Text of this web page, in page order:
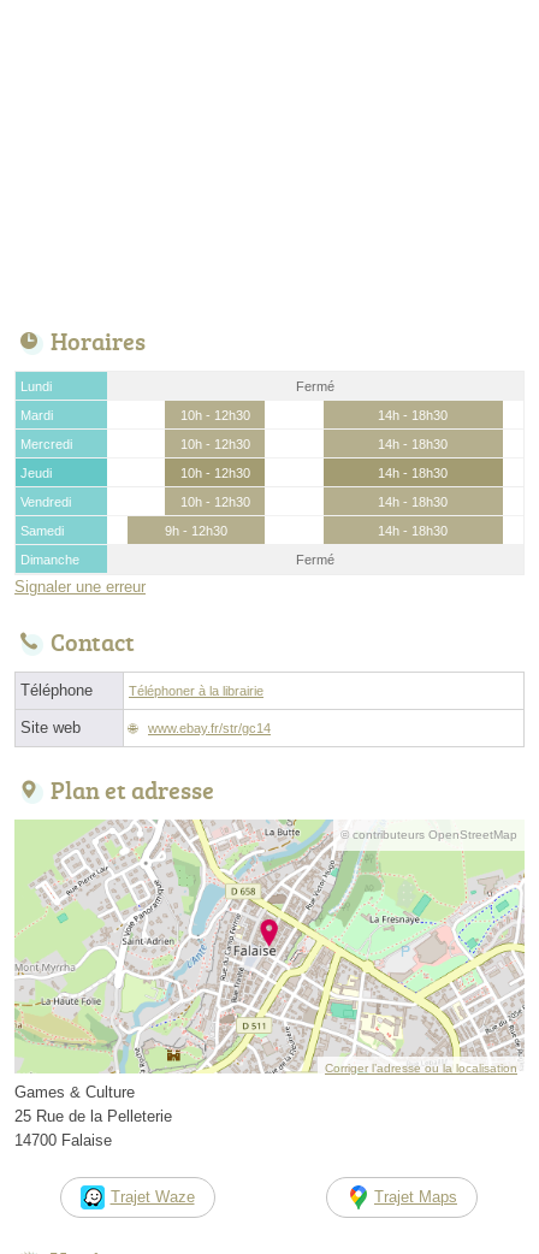
Horaires
Lundi
Fermé
Mardi
10h - 12h30
14h - 18h30
Mercredi
10h - 12h30
14h - 18h30
Jeudi
10h - 12h30
14h - 18h30
Vendredi
10h - 12h30
14h - 18h30
Samedi
9h - 12h30
14h - 18h30
Dimanche
Fermé
Signaler une erreur
Contact
Téléphone Téléphoner à la librairie
Site web www.ebay.fr/str/gc14
Plan et adresse
© contributeurs OpenStreetMap
Corriger l’adresse ou la localisation
Games & Culture
25 Rue de la Pelleterie
14700 Falaise
Trajet Waze Trajet Maps